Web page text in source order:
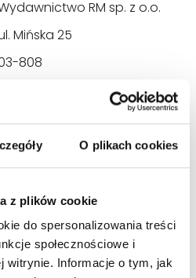
O plikach cookies
z plików cookie
do spersonalizowania treści
społecznościowe i
witrynie. Informacje o tym, jak
RM sp. z o.o.
Mińska 25
808